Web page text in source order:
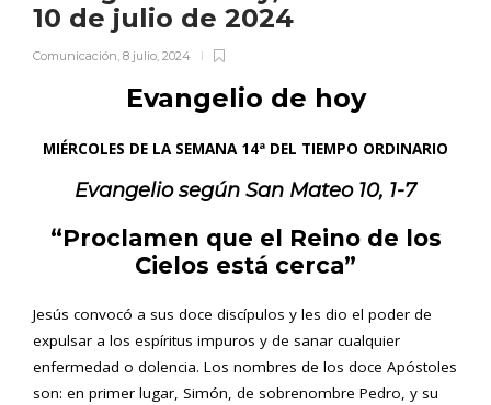
10 de julio de 2024
Comunicación, 8 julio, 2024
Evangelio de hoy
MIÉRCOLES DE LA SEMANA 14ª DEL TIEMPO ORDINARIO
Evangelio según San Mateo 10, 1-7
“Proclamen que el Reino de los
Cielos está cerca”
Jesús convocó a sus doce discípulos y les dio el poder de
expulsar a los espíritus impuros y de sanar cualquier
enfermedad o dolencia. Los nombres de los doce Apóstoles
son: en primer lugar, Simón, de sobrenombre Pedro, y su